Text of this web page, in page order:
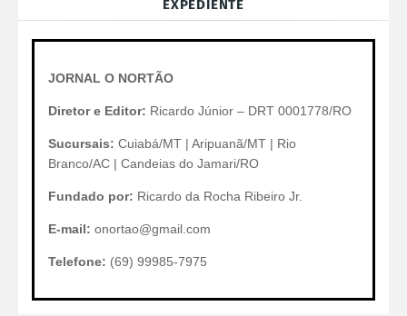
EXPEDIENTE
JORNAL O NORTÃO
Diretor e Editor: Ricardo Júnior – DRT 0001778/RO
Sucursais: Cuiabá/MT | Aripuanã/MT | Rio
Branco/AC | Candeias do Jamari/RO
Fundado por: Ricardo da Rocha Ribeiro Jr.
E-mail: onortao@gmail.com
Telefone: (69) 99985-7975